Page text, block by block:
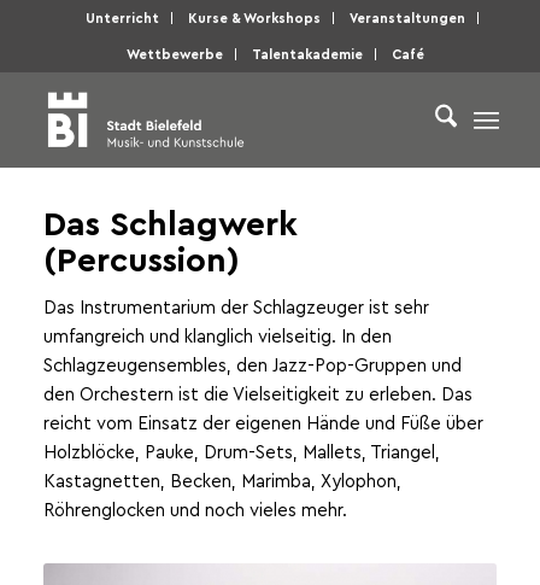
Unterricht Kurse & Workshops Veranstaltungen
Wettbewerbe Talentakademie Café
Das Schlagwerk
(Percussion)
Das Instrumentarium der Schlagzeuger ist sehr
umfangreich und klanglich vielseitig. In den
Schlagzeugensembles, den Jazz-Pop-Gruppen und
den Orchestern ist die Vielseitigkeit zu erleben. Das
reicht vom Einsatz der eigenen Hände und Füße über
Holzblöcke, Pauke, Drum-Sets, Mallets, Triangel,
Kastagnetten, Becken, Marimba, Xylophon,
Röhrenglocken und noch vieles mehr.